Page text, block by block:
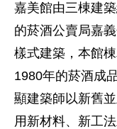
嘉美館由三棟建
的菸酒公賣局嘉
樣式建築，本館
1980年的菸酒成
顯建築師以新舊
用新材料、新工